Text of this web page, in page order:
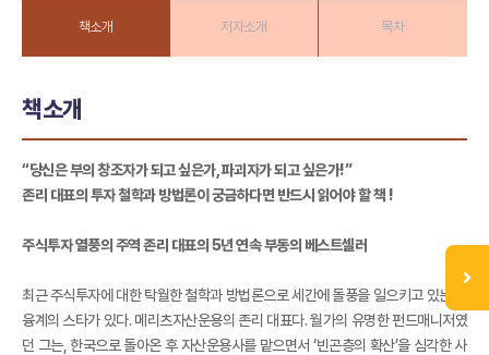
책소개 저자소개 목차
책소개
“당신은 부의 창조자가 되고 싶은가, 파괴자가 되고 싶은가!”
존리 대표의 투자 철학과 방법론이 궁금하다면 반드시 읽어야 할 책 !
주식투자 열풍의 주역 존리 대표의 5년 연속 부동의 베스트셀러
최근 주식투자에 대한 탁월한 철학과 방법론으로 세간에 돌풍을 일으키고 있는 금
융계의 스타가 있다. 메리츠자산운용의 존리 대표다. 월가의 유명한 펀드매니저였
던 그는, 한국으로 돌아온 후 자산운용사를 맡으면서 ‘빈곤층의 확산’을 심각한 사